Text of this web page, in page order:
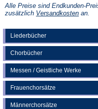
Liederbücher
Chorbücher
Messen / Geistliche Werke
Frauenchorsätze
Männerchorsätze
einem
neuen
Alle Preise sind Endkunden-
zusätzlich Versandkosten(Öffnet
an.